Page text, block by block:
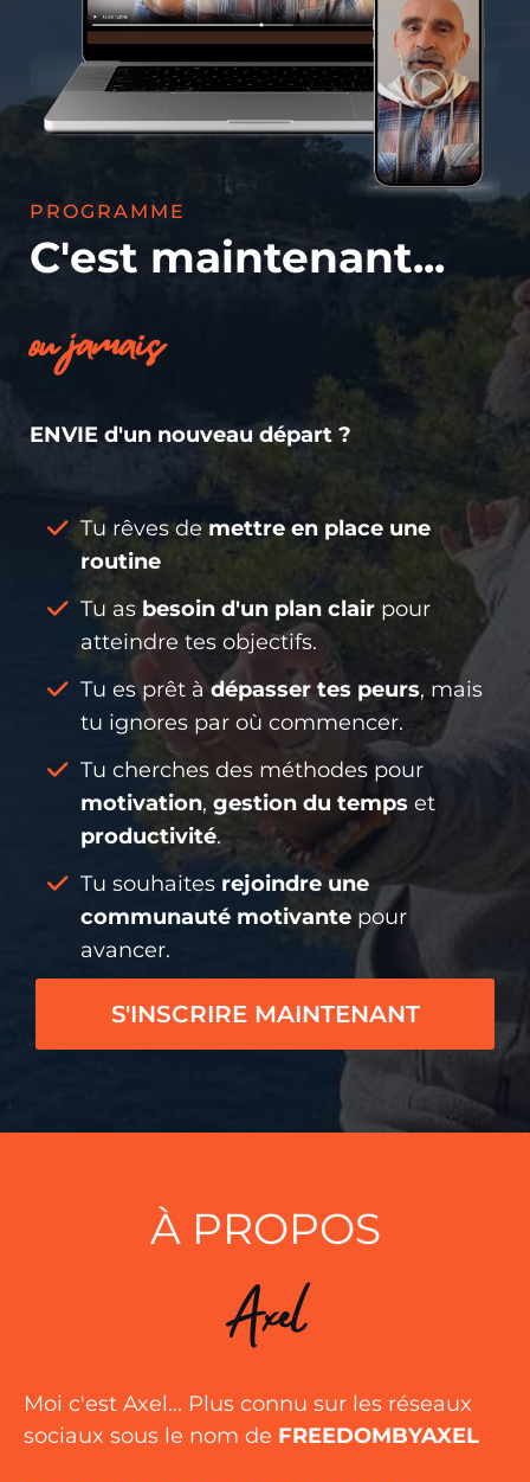
PROGRAMME
C'est maintenant...
ou jamais
ENVIE d'un nouveau départ ?
Tu rêves demettre en place une
routine
Tu as besoin d'un plan clair pour
atteindre tes objectifs.
Tu es prêt à dépasser tes peurs, mais
tu ignores par où commencer.
Tu cherches des méthodes pour
motivation, gestion du temps et
productivité.
Tu souhaites rejoindre une
communauté motivantepour
avancer.
S'INSCRIRE MAINTENANT
À PROPOS
Axel
Moi c'est Axel... Plus connu sur les réseaux
sociaux sous le nom de FREEDOMBYAXEL